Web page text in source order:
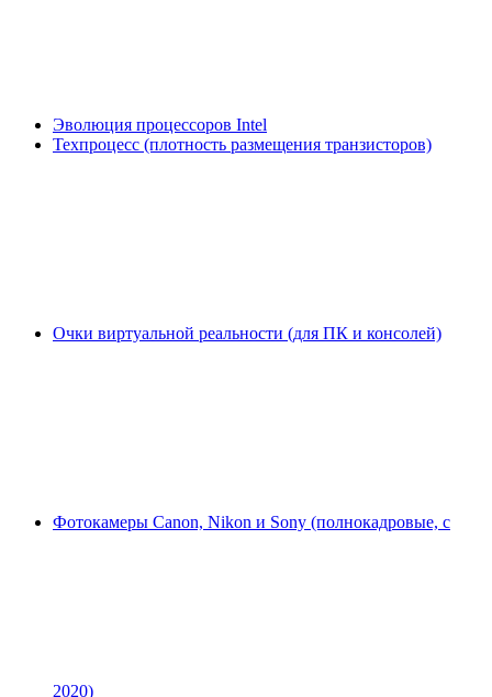
Эволюция процессоров Intel
Техпроцесс (плотность размещения транзисторов)
Очки виртуальной реальности (для ПК и консолей)
Фотокамеры Canon, Nikon и Sony (полнокадровые, с
2020)